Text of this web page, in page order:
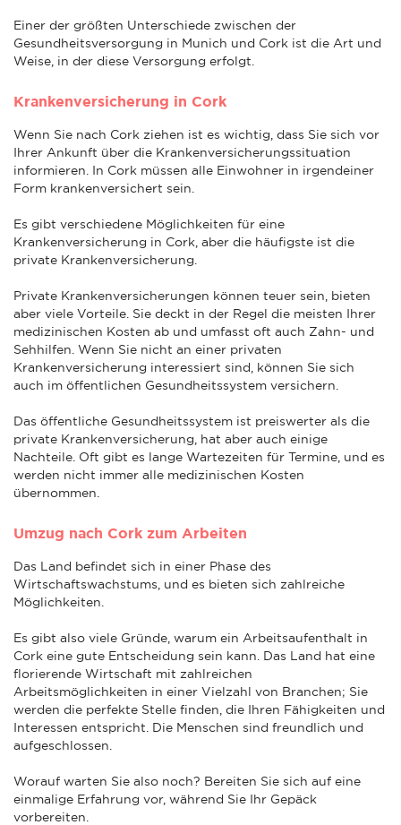
Einer der größten Unterschiede zwischen der
Gesundheitsversorgung in Munich und Cork ist die Art und
Weise, in der diese Versorgung erfolgt.
Krankenversicherung in Cork
Wenn Sie nach Cork ziehen ist es wichtig, dass Sie sich vor
Ihrer Ankunft über die Krankenversicherungssituation
informieren. In Cork müssen alle Einwohner in irgendeiner
Form krankenversichert sein.
Es gibt verschiedene Möglichkeiten für eine
Krankenversicherung in Cork, aber die häufigste ist die
private Krankenversicherung.
Private Krankenversicherungen können teuer sein, bieten
aber viele Vorteile. Sie deckt in der Regel die meisten Ihrer
medizinischen Kosten ab und umfasst oft auch Zahn- und
Sehhilfen. Wenn Sie nicht an einer privaten
Krankenversicherung interessiert sind, können Sie sich
auch im öffentlichen Gesundheitssystem versichern.
Das öffentliche Gesundheitssystem ist preiswerter als die
private Krankenversicherung, hat aber auch einige
Nachteile. Oft gibt es lange Wartezeiten für Termine, und es
werden nicht immer alle medizinischen Kosten
übernommen.
Umzug nach Cork zum Arbeiten
Das Land befindet sich in einer Phase des
Wirtschaftswachstums, und es bieten sich zahlreiche
Möglichkeiten.
Es gibt also viele Gründe, warum ein Arbeitsaufenthalt in
Cork eine gute Entscheidung sein kann. Das Land hat eine
florierende Wirtschaft mit zahlreichen
Arbeitsmöglichkeiten in einer Vielzahl von Branchen; Sie
werden die perfekte Stelle finden, die Ihren Fähigkeiten und
Interessen entspricht. Die Menschen sind freundlich und
aufgeschlossen.
Worauf warten Sie also noch? Bereiten Sie sich auf eine
einmalige Erfahrung vor, während Sie Ihr Gepäck
vorbereiten.